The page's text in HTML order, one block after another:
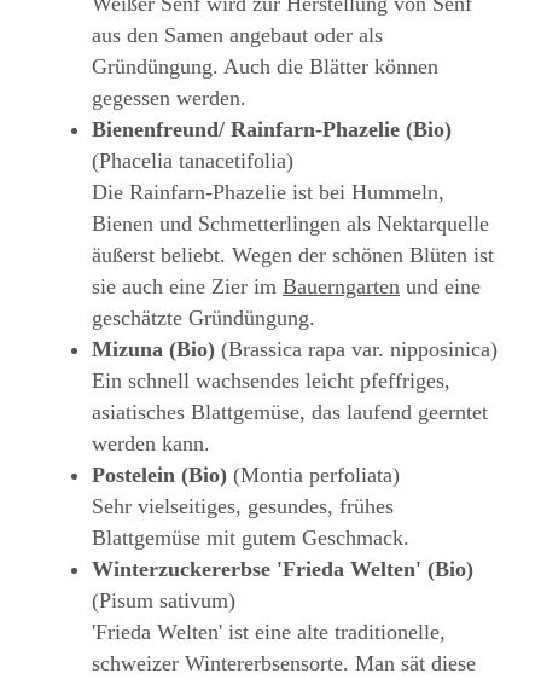
aus den Samen angebaut oder als
Gründüngung. Auch die Blätter können
gegessen werden.
Bienenfreund/ Rainfarn-Phazelie (Bio)
(Phacelia tanacetifolia)
Die Rainfarn-Phazelie ist bei Hummeln,
Bienen und Schmetterlingen als Nektarquelle
äußerst beliebt. Wegen der schönen Blüten ist
sie auch eine Zier im Bauerngarten und eine
geschätzte Gründüngung.
Mizuna (Bio) (Brassica rapa var. nipposinica)
Ein schnell wachsendes leicht pfeffriges,
asiatisches Blattgemüse, das laufend geerntet
werden kann.
Postelein (Bio) (Montia perfoliata)
Sehr vielseitiges, gesundes, frühes
Blattgemüse mit gutem Geschmack.
Winterzuckererbse 'Frieda Welten' (Bio)
(Pisum sativum)
'Frieda Welten' ist eine alte traditionelle,
schweizer Wintererbsensorte. Man sät diese